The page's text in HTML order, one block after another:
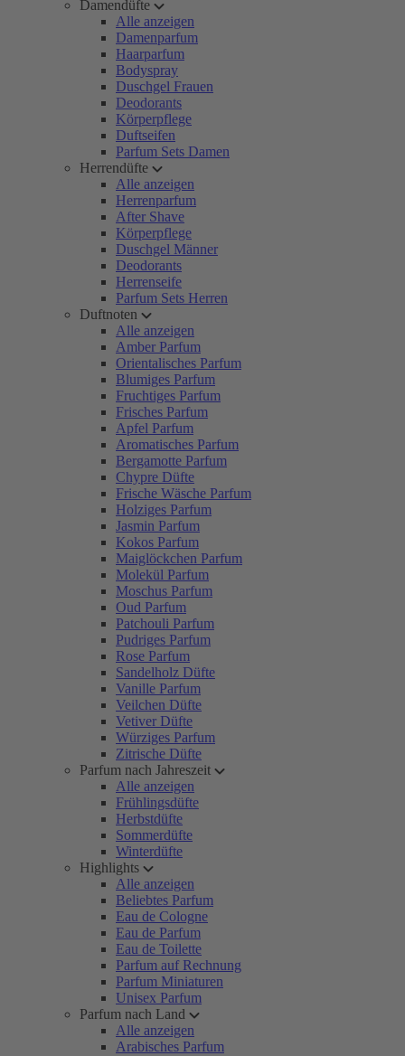
Damendüfte
Alle anzeigen
Damenparfum
Haarparfum
Bodyspray
Duschgel Frauen
Deodorants
Körperpflege
Duftseifen
Parfum Sets Damen
Herrendüfte
Alle anzeigen
Herrenparfum
After Shave
Körperpflege
Duschgel Männer
Deodorants
Herrenseife
Parfum Sets Herren
Duftnoten
Alle anzeigen
Amber Parfum
Orientalisches Parfum
Blumiges Parfum
Fruchtiges Parfum
Frisches Parfum
Apfel Parfum
Aromatisches Parfum
Bergamotte Parfum
Chypre Düfte
Frische Wäsche Parfum
Holziges Parfum
Jasmin Parfum
Kokos Parfum
Maiglöckchen Parfum
Molekül Parfum
Moschus Parfum
Oud Parfum
Patchouli Parfum
Pudriges Parfum
Rose Parfum
Sandelholz Düfte
Vanille Parfum
Veilchen Düfte
Vetiver Düfte
Würziges Parfum
Zitrische Düfte
Parfum nach Jahreszeit
Alle anzeigen
Frühlingsdüfte
Herbstdüfte
Sommerdüfte
Winterdüfte
Highlights
Alle anzeigen
Beliebtes Parfum
Eau de Cologne
Eau de Parfum
Eau de Toilette
Parfum auf Rechnung
Parfum Miniaturen
Unisex Parfum
Parfum nach Land
Alle anzeigen
Arabisches Parfum